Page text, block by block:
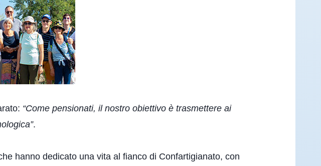
“Come pensionati, il nostro obiettivo è trasmettere ai
.
hanno dedicato una vita al fianco di Confartigianato, con